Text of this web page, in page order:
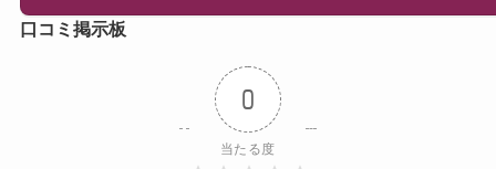
口コミ掲示板
0
当たる度